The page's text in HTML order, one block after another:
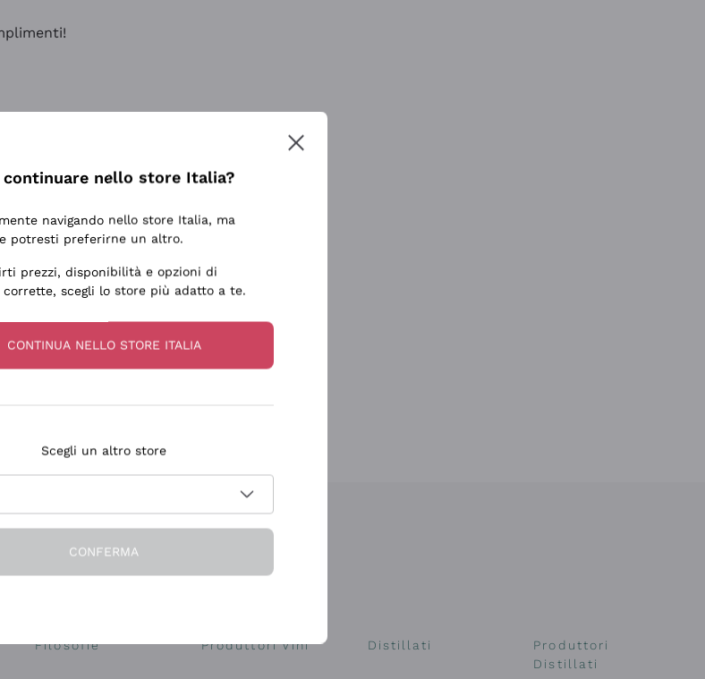
il catalogo
Filosofie Produttori Vini Distillati
Produttori
Distillati
continuare nello store Italia?
navigando nello store Italia, ma
potresti preferirne un altro.
prezzi, disponibilità e opzioni di
corrette, scegli lo store più adatto a te.
CONTINUA NELLO STORE ITALIA
Scegli un altro store
CONFERMA